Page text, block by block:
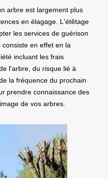
arbre est largement plus
en élagage. L'étêtage
les services de guérison
consiste en effet en la
incluant les frais
l'arbre, du risque lié à
la fréquence du prochain
prendre connaissance des
de vos arbres.